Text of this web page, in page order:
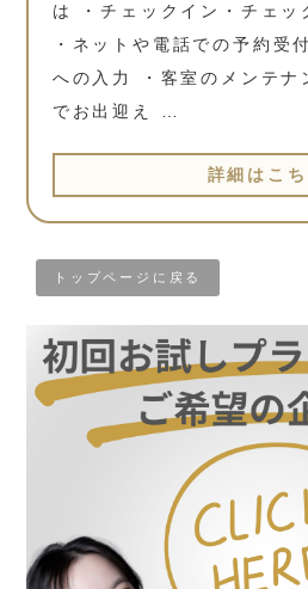
は ・チェックイン・チェッ
・ネットや電話での予約受
への入力 ・客室のメンテナ
でお出迎え …
詳細はこち
トップページに戻る